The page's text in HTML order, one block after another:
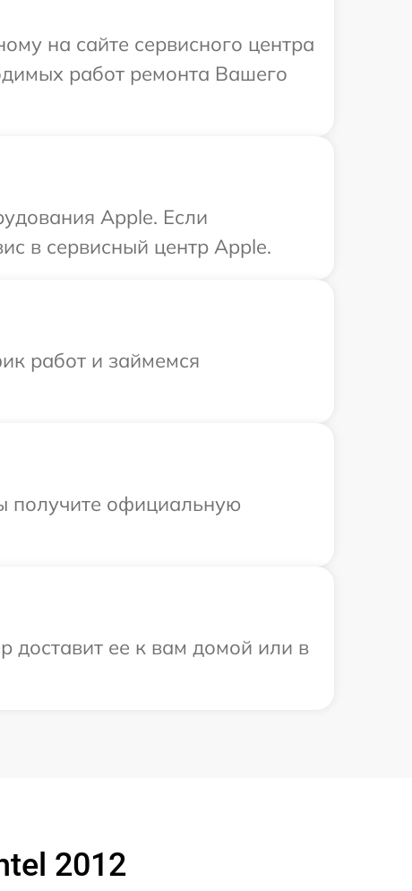
на сайте сервисного центра
работ ремонта Вашего
Apple. Если
в сервисный центр Apple.
работ и займемся
получите официальную
доставит ее к вам домой или в
2012